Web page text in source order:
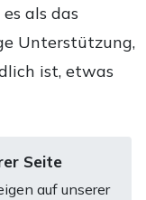
als das
Unterstützung,
ist, etwas
Seite
auf unserer